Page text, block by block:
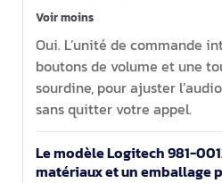
Voir moins
Oui. L’unité de commande
boutons de volume et une
sourdine, pour ajuster
sans quitter votre appel.
Le modèle Logitech 981-
matériaux et un emballage